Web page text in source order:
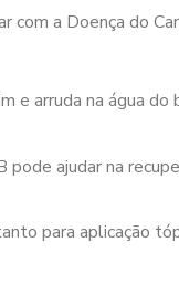
com a Doença do
e arruda na água do
pode ajudar na
para aplicação